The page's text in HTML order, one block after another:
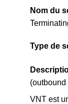
Nom du
Type de
(outbound
VNT est